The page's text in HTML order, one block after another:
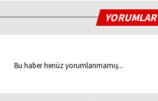
YORUMLAR
Bu haber henüz yorumlanmamış...